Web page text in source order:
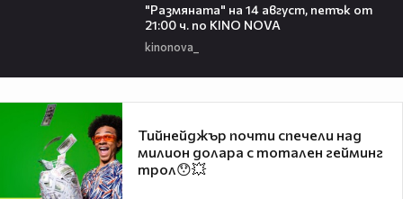
"Размянaта" на 14 август, петък от
21:00 ч. по KINO NOVA
kinonova_
Тийнейджър почти спечели над
милион долара с тотален гейминг
трол😯💥